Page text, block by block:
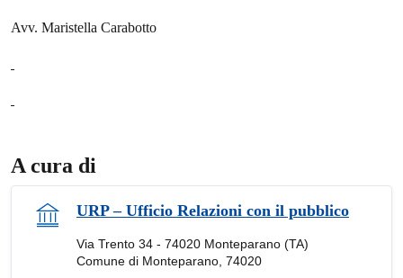
Avv. Maristella Carabotto
A cura di
URP – Ufficio Relazioni con il pubblico
Via Trento 34 - 74020 Monteparano (TA)
Comune di Monteparano, 74020